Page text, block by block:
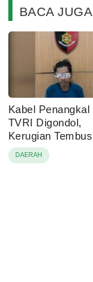
BACA JUGA
Kabel Penangkal
TVRI Digondol,
Kerugian
Juta
DAERAH